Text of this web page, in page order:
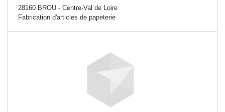
28160 BROU - Centre-Val de Loire
Fabrication d'articles de papeterie